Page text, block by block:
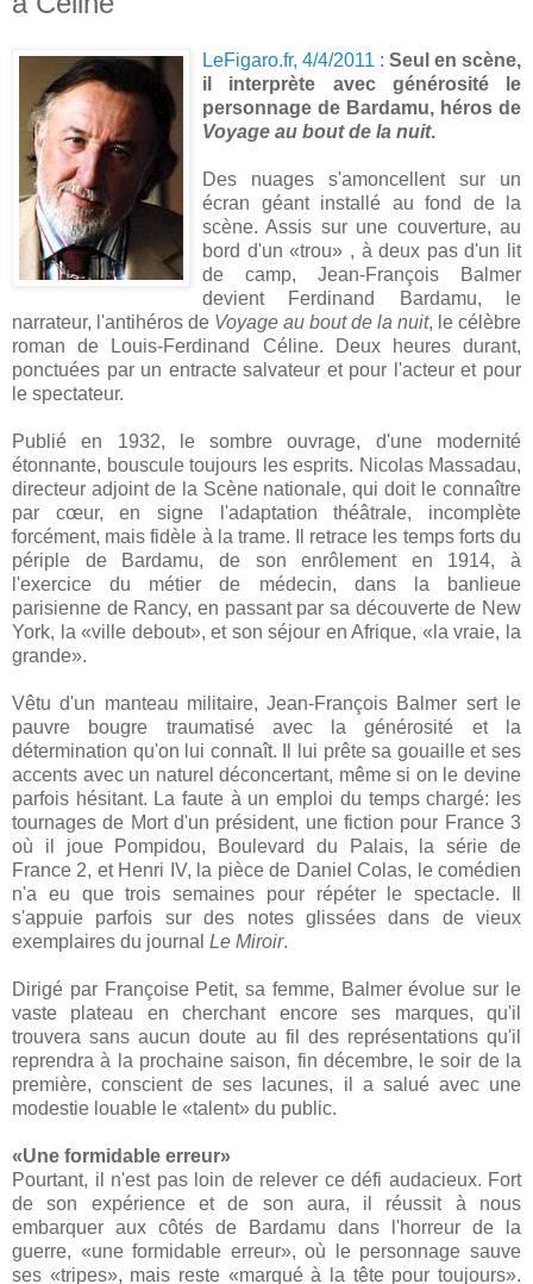
LeFigaro.fr, 4/4/2011 : Seul en scène,
il interprète avec générosité le
personnage de Bardamu, héros de
Voyage au bout de la nuit.
Des nuages s'amoncellent sur un
écran géant installé au fond de la
scène. Assis sur une couverture, au
bord d'un «trou» , à deux pas d'un lit
de camp, Jean-François Balmer
devient Ferdinand Bardamu, le
narrateur, l'antihéros de Voyage au bout de la nuit, le célèbre
roman de Louis-Ferdinand Céline. Deux heures durant,
ponctuées par un entracte salvateur et pour l'acteur et pour
le spectateur.
Publié en 1932, le sombre ouvrage, d'une modernité
étonnante, bouscule toujours les esprits. Nicolas Massadau,
directeur adjoint de la Scène nationale, qui doit le connaître
par cœur, en signe l'adaptation théâtrale, incomplète
forcément, mais fidèle à la trame. Il retrace les temps forts du
périple de Bardamu, de son enrôlement en 1914, à
l'exercice du métier de médecin, dans la banlieue
parisienne de Rancy, en passant par sa découverte de New
York, la «ville debout», et son séjour en Afrique, «la vraie, la
grande».
Vêtu d'un manteau militaire, Jean-François Balmer sert le
pauvre bougre traumatisé avec la générosité et la
détermination qu'on lui connaît. Il lui prête sa gouaille et ses
accents avec un naturel déconcertant, même si on le devine
parfois hésitant. La faute à un emploi du temps chargé: les
tournages de Mort d'un président, une fiction pour France 3
où il joue Pompidou, Boulevard du Palais, la série de
France 2, et Henri IV, la pièce de Daniel Colas, le comédien
n'a eu que trois semaines pour répéter le spectacle. Il
s'appuie parfois sur des notes glissées dans de vieux
exemplaires du journal Le Miroir.
Dirigé par Françoise Petit, sa femme, Balmer évolue sur le
vaste plateau en cherchant encore ses marques, qu'il
trouvera sans aucun doute au fil des représentations qu'il
reprendra à la prochaine saison, fin décembre, le soir de la
première, conscient de ses lacunes, il a salué avec une
modestie louable le «talent» du public.
«Une formidable erreur»
Pourtant, il n'est pas loin de relever ce défi audacieux. Fort
de son expérience et de son aura, il réussit à nous
embarquer aux côtés de Bardamu dans l'horreur de la
guerre, «une formidable erreur», où le personnage sauve
ses «tripes», mais reste «marqué à la tête pour toujours».